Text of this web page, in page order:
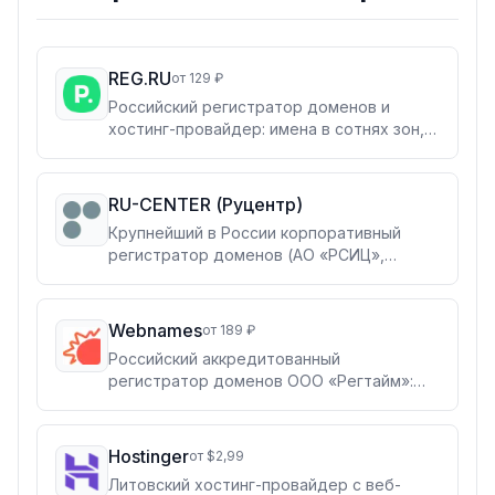
REG.RUот 129 ₽
Российский регистратор доменов и
хостинг-провайдер: имена в сотнях зон,
инфраструктура в собственных дата-
центрах. Для владельцев сайтов, веб-
студий и компаний, которым нужна вся
площадка у одного поставщика.
RU-CENTER (Руцентр)
Крупнейший в России корпоративный
регистратор доменов (АО «РСИЦ»,
750+ зонах, доменный брокер, хостинг и
VPS в дата-центрах РФ, SSL,
корпоративная почта и защита от DDoS.
Webnamesот 189 ₽
Российский аккредитованный
регистратор доменов ООО «Регтайм»:
и биржа доменов, WHOIS-сервис. Плюс
собственный хостинг, VDS, SSL и
конструктор сайтов — домен и сайт в
одном личном кабинете.
Hostingerот $2,99
Литовский хостинг-провайдер с веб-